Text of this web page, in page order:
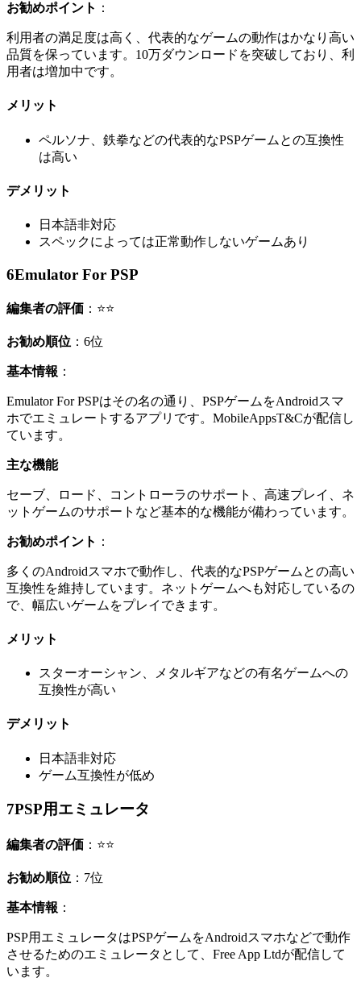
お勧めポイント ：
利用者の満足度は高く、代表的なゲームの動作はかなり高い
品質を保っています。10万ダウンロードを突破しており、利
用者は増加中です。
メリット
ペルソナ、鉄拳などの代表的なPSPゲームとの互換性
は高い
デメリット
日本語非対応
スペックによっては正常動作しないゲームあり
6Emulator For PSP
編集者の評価 ：⭐⭐
お勧め順位 ：6位
基本情報 ：
Emulator For PSPはその名の通り、PSPゲームをAndroidスマ
ホでエミュレートするアプリです。MobileAppsT&Cが配信し
ています。
主な機能
セーブ、ロード、コントローラのサポート、高速プレイ、ネ
ットゲームのサポートなど基本的な機能が備わっています。
お勧めポイント ：
多くのAndroidスマホで動作し、代表的なPSPゲームとの高い
互換性を維持しています。ネットゲームへも対応しているの
で、幅広いゲームをプレイできます。
メリット
スターオーシャン、メタルギアなどの有名ゲームへの
互換性が高い
デメリット
日本語非対応
ゲーム互換性が低め
7PSP用エミュレータ
編集者の評価 ：⭐⭐
お勧め順位 ：7位
基本情報 ：
PSP用エミュレータはPSPゲームをAndroidスマホなどで動作
させるためのエミュレータとして、Free App Ltdが配信して
います。